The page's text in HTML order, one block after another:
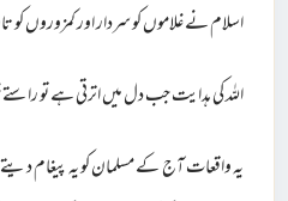
اسلام نے غلاموں کو سردار اور کمزوروں کو
اللہ کی ہدایت جب دل میں اترتی ہے تو
یہ واقعات آج کے مسلمان کو یہ پیغام